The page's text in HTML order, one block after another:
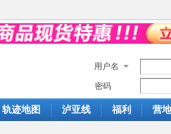
用户名
密码
轨迹地图 泸亚线 福利 营地